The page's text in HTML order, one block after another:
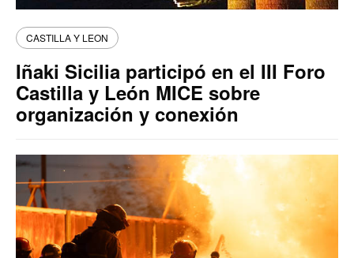
CASTILLA Y LEON
Iñaki Sicilia participó en el III Foro
Castilla y León MICE sobre
organización y conexión